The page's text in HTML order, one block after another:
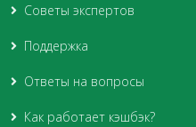
Советы экспертов
Поддержка
Ответы на вопросы
Как работает кэшбэк?